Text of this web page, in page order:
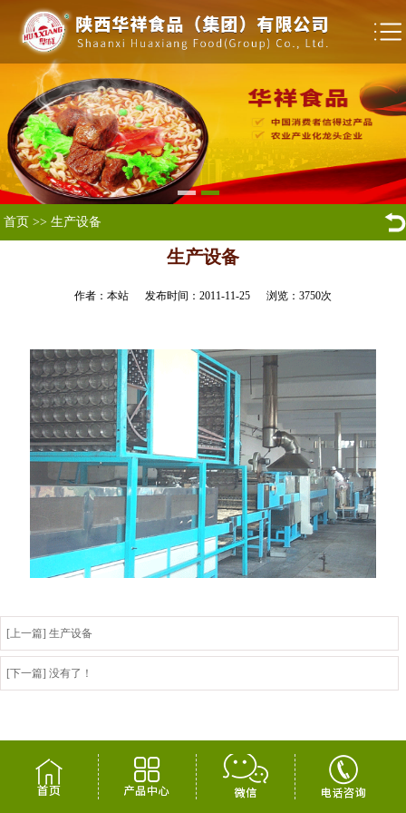
首页 >> 生产设备
生产设备
作者：本站 发布时间：2011-11-25 浏览： 3750次
[上一篇] 生产设备
[下一篇] 没有了！